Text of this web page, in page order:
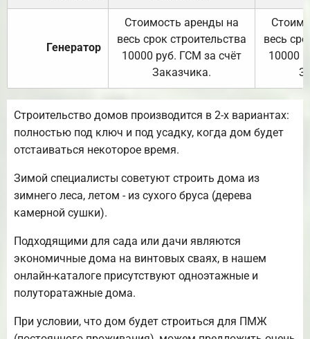
Генератор
Стоимость аренды на
весь срок строительства
10000 руб. ГСМ за счёт
Заказчика.
весь
10000
Строительство домов производится в 2-х вариантах:
полностью под ключ и под усадку, когда дом будет
отстаиваться некоторое время.
Зимой специалисты советуют строить дома из
зимнего леса, летом - из сухого бруса (дерева
камерной сушки).
Подходящими для сада или дачи являются
экономичные дома на винтовых сваях, в нашем
онлайн-каталоге присутствуют одноэтажные и
полуторатажные дома.
При условии, что дом будет строиться для ПМЖ